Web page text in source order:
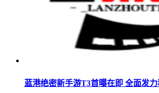
蓝港绝密新手游T3首曝在即 全面发